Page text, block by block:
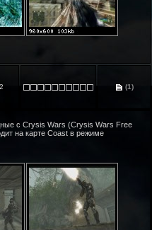
(1)
с Crysis Wars (Crysis Wars Free
на карте Coast в режиме